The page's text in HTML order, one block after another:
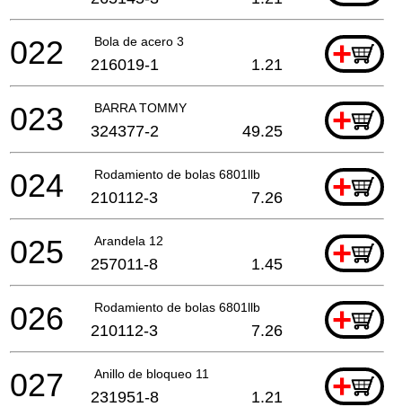
Bola de acero 3 +
022 216019-1 1.21
BARRA TOMMY +
023 324377-2 49.25
Rodamiento de bolas 6801llb +
024 210112-3 7.26
Arandela 12 +
025 257011-8 1.45
Rodamiento de bolas 6801llb +
026 210112-3 7.26
Anillo de bloqueo 11 +
027 231951-8 1.21